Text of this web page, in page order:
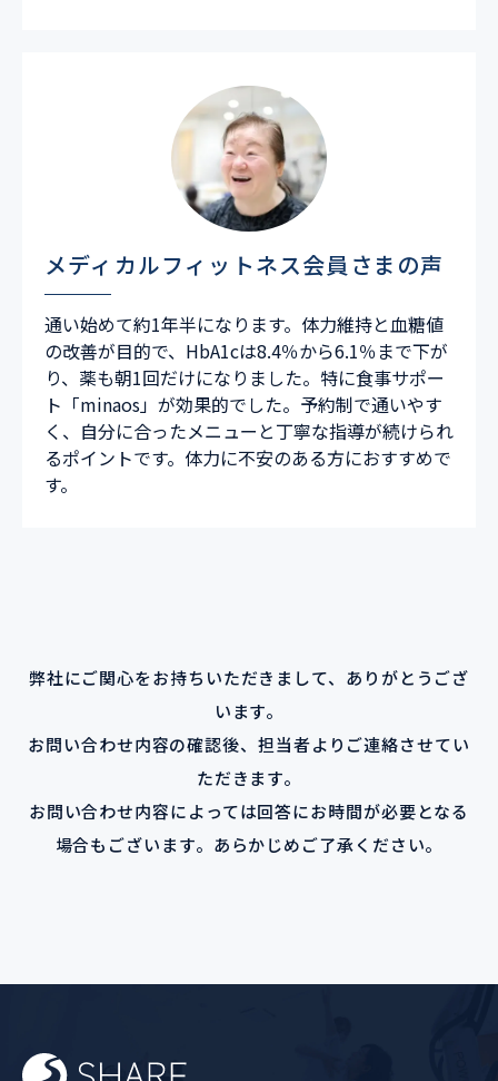
メディカルフィットネス会員さまの声
通い始めて約1年半になります。体力維持と血糖値
の改善が目的で、HbA1cは8.4％から6.1％まで下が
り、薬も朝1回だけになりました。特に食事サポー
ト「minaos」が効果的でした。予約制で通いやす
く、自分に合ったメニューと丁寧な指導が続けられ
るポイントです。体力に不安のある方におすすめで
す。
弊社にご関心をお持ちいただきまして、ありがとうござ
います。
お問い合わせ内容の確認後、担当者よりご連絡させてい
ただきます。
お問い合わせ内容によっては回答にお時間が必要となる
場合もございます。あらかじめご了承ください。